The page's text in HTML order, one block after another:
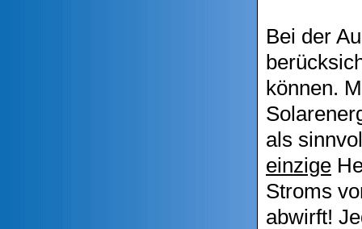
Bei der
können.
als
einzige
Stroms
abwirft!